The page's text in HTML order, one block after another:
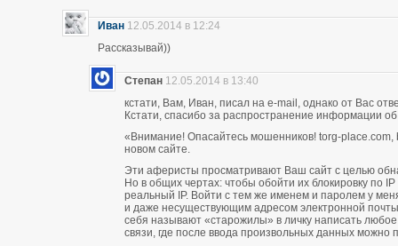
Иван 12.05.2014 в 12:24
Рассказывай))
Степан 12.05.2014 в 13:40
кстати, Вам, Иван, писал на e-mail, однако от Вас
Кстати, спасибо за распространение информации
«Внимание! Опасайтесь мошенников! torg-place.com,
новом сайте.
Эти аферисты просматривают Ваш сайт с целью
Но в общих чертах: чтобы обойти их блокировку по
реальный IP. Войти с тем же именем и паролем у
и даже несуществующим адресом электронной
себя называют «старожилы» в личку написать
связи, где после ввода произвольных данных можно